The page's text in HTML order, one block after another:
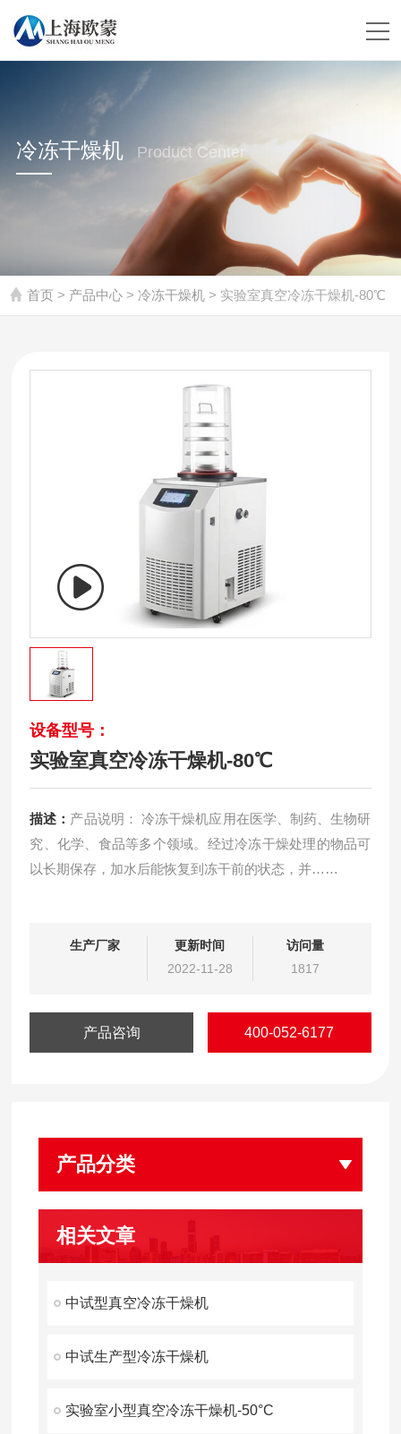
冷冻干燥机 Product Center
首页 > 产品中心 > 冷冻干燥机 > 实验室真空冷冻干燥机-80℃
设备型号：
实验室真空冷冻干燥机-80℃
描述： 产品说明： 冷冻干燥机应用在医学、制药、生物研
究、化学、食品等多个领域。经过冷冻干燥处理的物品可
以长期保存，加水后能恢复到冻干前的状态，并……
生产厂家
更新时间
2022-11-28
访问量
1817
产品咨询 400-052-6177
产品分类
相关文章
中试型真空冷冻干燥机
中试生产型冷冻干燥机
实验室小型真空冷冻干燥机-50°C